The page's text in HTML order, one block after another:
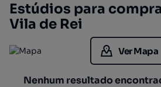
Estúdios para
Vila de Rei
Ver Mapa
Nenhum resultado